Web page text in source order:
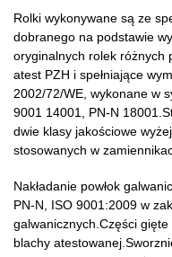
Rolki wykonywane są ze
dobranego na podstawie
oryginalnych rolek różnych
atest PZH i spełniające
2002/72/WE, wykonane w
9001 14001, PN-N
dwie klasy jakościowe
stosowanych w
Nakładanie powłok
PN-N, ISO 9001:2009 w
galwanicznych.Części
blachy